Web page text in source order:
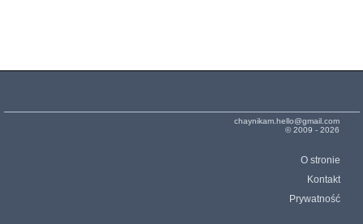
chaynikam.hello@gmail.com
© 2009 - 2026
O stronie
Kontakt
Prywatność